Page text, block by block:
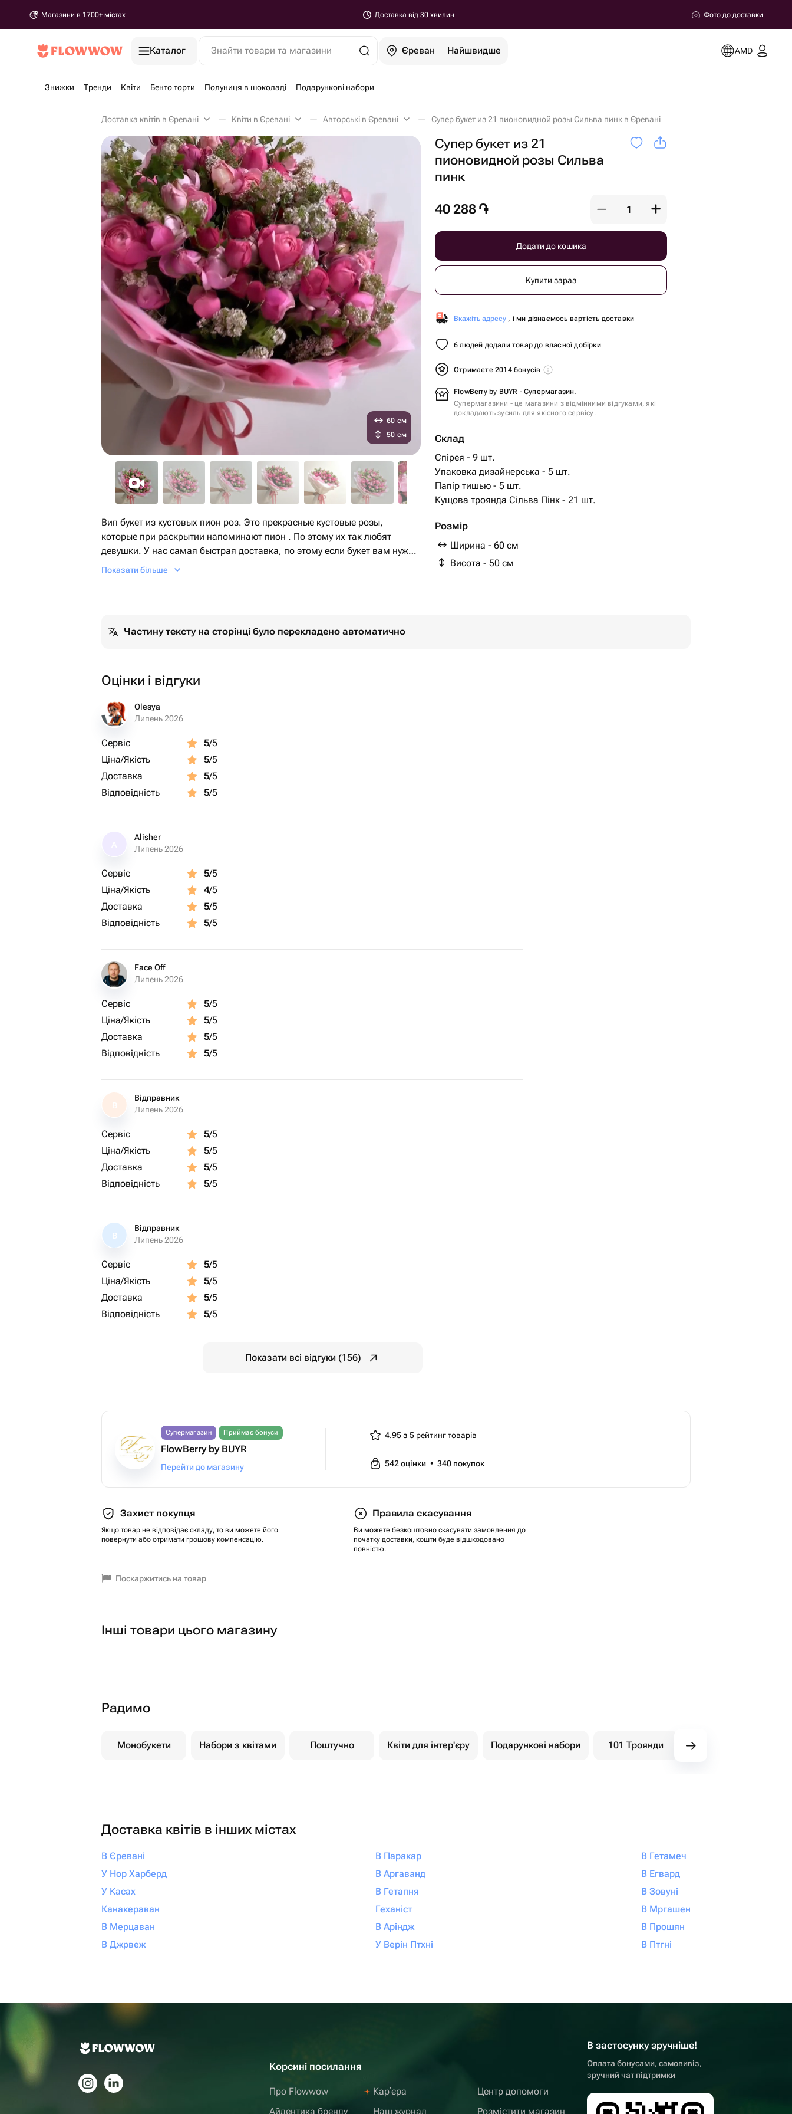
Магазини в 1700+ містах Доставка від 30 хвилин Фото до доставки
Каталог Знайти товари та магазини Єреван Найшвидше AMD
Знижки Тренди Квіти Бенто торти Полуниця в шоколаді Подарункові набори
Доставка квітів в Єревані Квіти в Єревані Авторські в Єревані Супер букет из 21 пионовидной розы Сильва пинк в Єревані
Супер букет из 21
пионовидной розы Сильва
пинк
40 288 ֏
Додати до кошика
Купити зараз
Вкажіть адресу , і ми дізнаємось вартість доставки
6 людей додали товар до власної добірки
Отримаєте 2014 бонусів
FlowBerry by BUYR - Супермагазин.
Супермагазини - це магазини з відмінними відгуками, які
докладають зусиль для якісного сервісу.
Склад
Спірея - 9 шт.
Упаковка дизайнерська - 5 шт.
Папір тишью - 5 шт.
Кущова троянда Сільва Пінк - 21 шт.
Розмір
Ширина - 60 см
Висота - 50 см
60 см
50 см
Вип букет из кустовых пион роз. Это прекрасные кустовые розы,
которые при раскрытии напоминают пион . По этому их так любят
девушки. У нас самая быстрая доставка, по этому если букет вам нужен
срочно. Напишите нашим менеджерам и мы отправим букет
Показати більше
Частину тексту на сторінці було перекладено автоматично
Оцінки і відгуки
Olesya
Липень 2026
Сервіс 5/5
Ціна/Якість
5/5
Доставка
5/5
Відповідність
5/5
Alisher
Липень 2026
Сервіс 5/5
Ціна/Якість
4/5
Доставка
5/5
Відповідність
5/5
Face Off
Липень 2026
Сервіс 5/5
Ціна/Якість
5/5
Доставка
5/5
Відповідність
5/5
В
Відправник
Липень 2026
Сервіс 5/5
Ціна/Якість
5/5
Доставка
5/5
Відповідність
5/5
В
Відправник
Липень 2026
Сервіс 5/5
Ціна/Якість
5/5
Доставка
5/5
Відповідність
5/5
Показати всі відгуки (156)
Супермагазин Приймає бонуси
FlowBerry by BUYR
Перейти до магазину
4.95 з 5 рейтинг товарів
542оцінки • 340 покупок
Захист покупця
Якщо товар не відповідає складу, то ви можете його
повернути або отримати грошову компенсацію.
Правила скасування
Ви можете безкоштовно скасувати замовлення до
початку доставки, кошти буде відшкодовано
повністю.
Поскаржитись на товар
Інші товари цього магазину
Радимо
Монобукети Набори з квітами Поштучно Квіти для інтер'єру Подарункові набори 101 Троянди
Доставка квітів в інших містах
В Єревані
У Нор Харберд
У Касах
Канакераван
В Мерцаван
В Джрвеж
В Паракар
В Аргаванд
В Гетапня
Геханіст
В Аріндж
У Верін Птхні
В Гетамеч
В Егвард
В Зовуні
В Мргашен
В Прошян
В Птгні
Корсині посилання
Про Flowwow
Айдентика бренду
Карʼєра
Наш журнал
Центр допомоги
Розмістити магазин
В застосунку зручніше!
Оплата бонусами, самовивіз,
зручний чат підтримки